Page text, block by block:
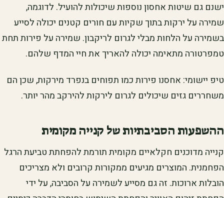
ישנם גם שיטות אחסון נוספות שיכולות להועיל. לדוגמה,
שמירה על ירקות בתוך שקיות עם חורים קטנים יכולה לסייע
בשמירה על הלחות מבלי לגרום לריקבון. שמירה על פירות תחת
טמפרטורה מתאימה יכולה להאריך את חיי המדף שלהם.
טיפ יישומי: אחסנו פירות כמו תפוחים בנפרד מירקות, שכן הם
משחררים גזים שיכולים לגרום לירקות להירקב מהר יותר.
ההשפעות הסביבתיות של קנייה מקומית
קנייה מדוכנים חקלאיים מקומית תורמת להפחתת טביעת הרגל
הפחמנית. המוצרים מגיעים ממקורות קרובים ולא מצריכים
הובלות ארוכות. זה גם מסייע לשמירה על הסביבה, על ידי